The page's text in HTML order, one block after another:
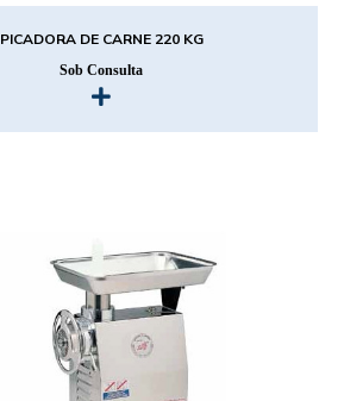
PICADORA DE CARNE 220 KG
Sob Consulta